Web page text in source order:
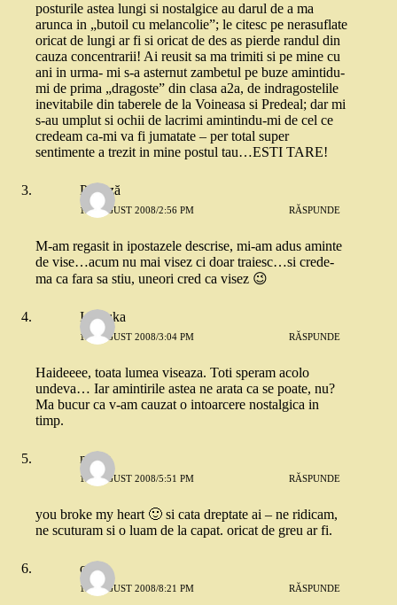
posturile astea lungi si nostalgice au darul de a ma
arunca in „butoil cu melancolie”; le citesc pe nerasuflate
oricat de lungi ar fi si oricat de des as pierde randul din
cauza concentrarii! Ai reusit sa ma trimiti si pe mine cu
ani in urma- mi s-a asternut zambetul pe buze amintidu-
mi de prima „dragoste” din clasa a2a, de indragostelile
inevitabile din taberele de la Voineasa si Predeal; dar mi
s-au umplut si ochii de lacrimi amintindu-mi de cel ce
credeam ca-mi va fi jumatate – per total super
sentimente a trezit in mine postul tau…ESTI TARE!
Papitză
12 AUGUST 2008/2:56 PM RĂSPUNDE
M-am regasit in ipostazele descrise, mi-am adus aminte
de vise…acum nu mai visez ci doar traiesc…si crede-
ma ca fara sa stiu, uneori cred ca visez 😉
Ionouka
12 AUGUST 2008/3:04 PM RĂSPUNDE
Haideeee, toata lumea viseaza. Toti speram acolo
undeva… Iar amintirile astea ne arata ca se poate, nu?
Ma bucur ca v-am cauzat o intoarcere nostalgica in
timp.
mimo
12 AUGUST 2008/5:51 PM RĂSPUNDE
you broke my heart 🙂 si cata dreptate ai – ne ridicam,
ne scuturam si o luam de la capat. oricat de greu ar fi.
quiz
12 AUGUST 2008/8:21 PM RĂSPUNDE